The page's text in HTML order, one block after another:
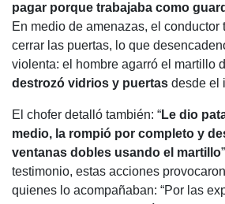
pagar porque trabajaba como
En medio de amenazas, el conductor
cerrar las puertas, lo que
violenta: el hombre agarró el martillo
destrozó vidrios y puertas desde el
El chofer detalló también: “Le dio
medio, la rompió por completo y
ventanas dobles usando el martillo
testimonio, estas acciones
quienes lo acompañaban: “Por las